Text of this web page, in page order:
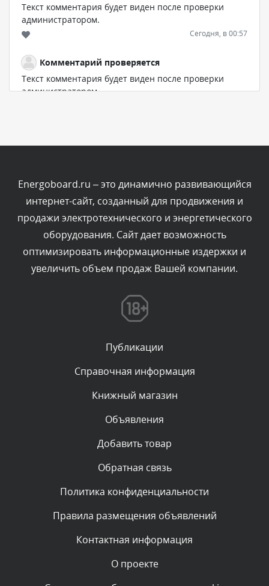
Текст комментария будет виден после проверки
администратором.
Сегодня, в 00:57
Комментарий проверяется
Текст комментария будет виден после проверки
администратором.
Комментарий проверяется
Текст комментария будет виден после проверки
администратором.
Сегодня, в 00:45
Комментарий проверяется
Текст комментария будет виден после проверки
Комментарий проверяется
Текст комментария будет виден после проверки
администратором.
Комментарий проверяется
администратором.
Комментарий проверяется
администратором.
Комментарий проверяется
Energoboard.ru – это динамично развивающийся
интернет-сайт, созданный для продвижения и
продажи электротехнического и энергетического
оборудования. Сайт дает возможность
оптимизировать информационные издержки и
увеличить объем продаж Вашей компании.
Публикации
Справочная информация
Книжный магазин
Объявления
Добавить товар
Обратная связь
Политика конфиденциальности
Правила размещения объявлений
Контактная информация
О проекте